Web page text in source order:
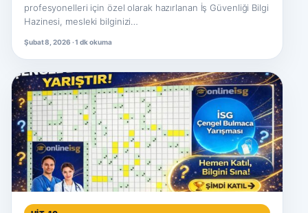
profesyonelleri için özel olarak hazırlanan İş Güvenliği Bilgi
Hazinesi, mesleki bilginizi…
Şubat 8, 2026 · 1 dk okuma